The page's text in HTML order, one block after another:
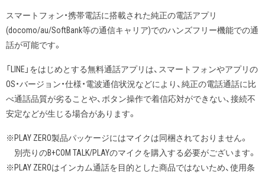
スマートフォン・携帯電話に搭載された純正の電話アプリ
(docomo/au/SoftBank等の通信キャリア)でのハンズフリー機能での通
話が可能です。
「LINE」をはじめとする無料通話アプリは、スマートフォンやアプリの
OS・バージョン・仕様・電波通信状況などにより、純正の電話通話に比
べ通話品質が劣ることや、ボタン操作で着信応対ができない、接続不
安定などが生じる場合があります。
※PLAY ZERO製品パッケージにはマイクは同梱されておりません。
別売りのB+COM TALK/PLAYのマイクを購入する必要がございます。
※PLAY ZEROはインカム通話を目的とした商品ではないため、使用条